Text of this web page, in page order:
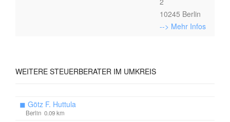
10245 Berlin
--> Mehr Infos
WEITERE STEUERBERATER IM UMKREIS
◼ Götz F. Huttula
Berlin 0.09 km